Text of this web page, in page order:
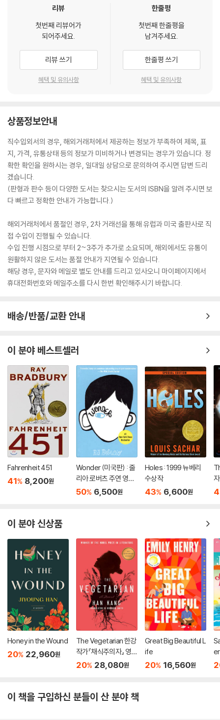
리뷰
첫번째 리뷰어가
되어주세요.
리뷰 쓰기
혜택 및 유의사항
한줄평
첫번째 한줄평을
남겨주세요.
한줄평 쓰기
혜택 및 유의사항
상품정보안내
직수입외서의 경우, 해외거래처에서 제공하는 정보가 부족하여 제목, 표
지, 가격, 유통상태 등의 정보가 미비하거나 변경되는 경우가 있습니다. 정
확한 확인을 원하시는 경우, 일대일 상담으로 문의하여 주시면 답변 드리
겠습니다.
(판형과 판수 등이 다양한 도서는 찾으시는 도서의 ISBN을 알려 주시면 보
다 빠르고 정확한 안내가 가능합니다.)
해외거래처에서 품절인 경우, 2차 거래선을 통해 유럽과 미국 출판사로 직
접 수입이 진행될 수 있습니다.
수입 진행 시점으로 부터 2~3주가 추가로 소요되며, 해외에서도 유통이
원활하지 않은 도서는 품절 안내가 지연될 수 있습니다.
해당 경우, 문자와 메일로 별도 안내를 드리고 있사오니 마이페이지에서
휴대전화번호와 메일주소를 다시 한번 확인해주시기 바랍니다.
배송/반품/교환 안내
이 분야 베스트셀러
Fahrenheit 451
41% 8,200원
Wonder (미국판) : 줄
리아 로버츠 주연 영화
'원더' 원작 소설
50% 6,500원
Holes : 1999 뉴베리
수상작
43% 6,600원
자
이 분야 신상품
Honey in the Wound
20% 22,960원
The Vegetarian 한강
작가『채식주의자』 영문
판 (미국판)
20% 28,080원
Great Big Beautiful L
ife
20% 16,560원
이 책을 구입하신 분들이 산 분야 책